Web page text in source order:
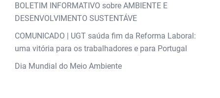
BOLETIM INFORMATIVO sobre AMBIENTE E
DESENVOLVIMENTO SUSTENTÁVE
COMUNICADO | UGT saúda fim da Reforma Laboral:
uma vitória para os trabalhadores e para Portugal
Dia Mundial do Meio Ambiente